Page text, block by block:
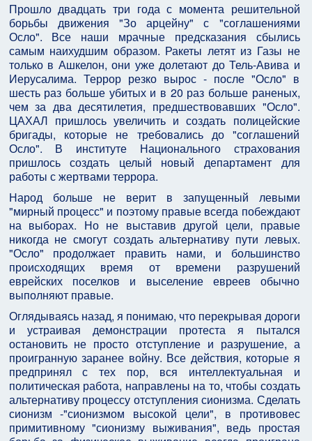
Прошло двадцать три года с момента решительной
борьбы движения "Зо арцейну" с "соглашениями
Осло". Все наши мрачные предсказания сбылись
самым наихудшим образом. Ракеты летят из Газы не
только в Ашкелон, они уже долетают до Тель-Авива и
Иерусалима. Террор резко вырос - после "Осло" в
шесть раз больше убитых и в 20 раз больше раненых,
чем за два десятилетия, предшествовавших "Осло".
ЦАХАЛ пришлось увеличить и создать полицейские
бригады, которые не требовались до "соглашений
Осло". В институте Национального страхования
пришлось создать целый новый департамент для
работы с жертвами террора.
Народ больше не верит в запущенный левыми
"мирный процесс" и поэтому правые всегда побеждают
на выборах. Но не выставив другой цели, правые
никогда не смогут создать альтернативу пути левых.
"Осло" продолжает править нами, и большинство
происходящих время от времени разрушений
еврейских поселков и выселение евреев обычно
выполняют правые.
Оглядываясь назад, я понимаю, что перекрывая дороги
и устраивая демонстрации протеста я пытался
остановить не просто отступление и разрушение, а
проигранную заранее войну. Все действия, которые я
предпринял с тех пор, вся интеллектуальная и
политическая работа, направлены на то, чтобы создать
альтернативу процессу отступления сионизма. Сделать
сионизм -"сионизмом высокой цели", в противовес
примитивному "сионизму выживания", ведь простая